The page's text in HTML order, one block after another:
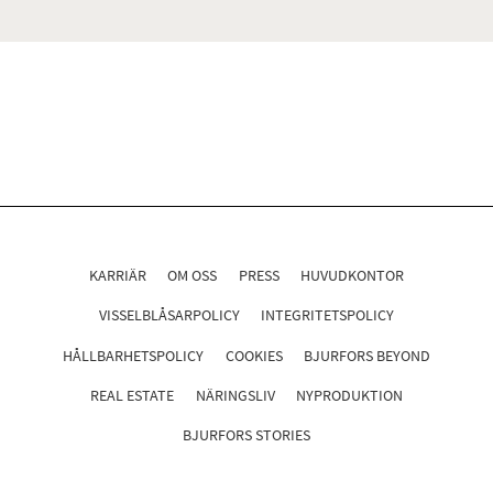
KARRIÄR OM OSS PRESS HUVUDKONTOR
VISSELBLÅSARPOLICY INTEGRITETSPOLICY
HÅLLBARHETSPOLICY COOKIES BJURFORS BEYOND
REAL ESTATE NÄRINGSLIV NYPRODUKTION
BJURFORS STORIES